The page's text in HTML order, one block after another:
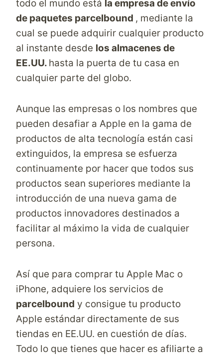
todo el mundo está la empresa de envío
de paquetes parcelbound , mediante la
cual se puede adquirir cualquier producto
al instante desde los almacenes de
EE.UU. hasta la puerta de tu casa en
cualquier parte del globo.
Aunque las empresas o los nombres que
pueden desafiar a Apple en la gama de
productos de alta tecnología están casi
extinguidos, la empresa se esfuerza
continuamente por hacer que todos sus
productos sean superiores mediante la
introducción de una nueva gama de
productos innovadores destinados a
facilitar al máximo la vida de cualquier
persona.
Así que para comprar tu Apple Mac o
iPhone, adquiere los servicios de
parcelbound y consigue tu producto
Apple estándar directamente de sus
tiendas en EE.UU. en cuestión de días.
Todo lo que tienes que hacer es afiliarte a